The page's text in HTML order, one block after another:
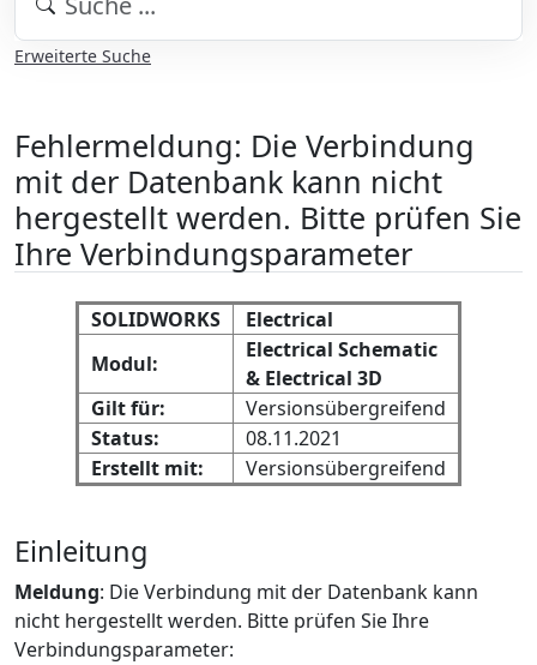
Erweiterte Suche
Fehlermeldung: Die Verbindung
mit der Datenbank kann nicht
hergestellt werden. Bitte prüfen Sie
Ihre Verbindungsparameter
SOLIDWORKS
Electrical
Modul:
Electrical Schematic
& Electrical 3D
Gilt für:
Versionsübergreifend
Status:
08.11.2021
Erstellt mit:
Versionsübergreifend
Einleitung
Meldung: Die Verbindung mit der Datenbank kann
nicht hergestellt werden. Bitte prüfen Sie Ihre
Verbindungsparameter: